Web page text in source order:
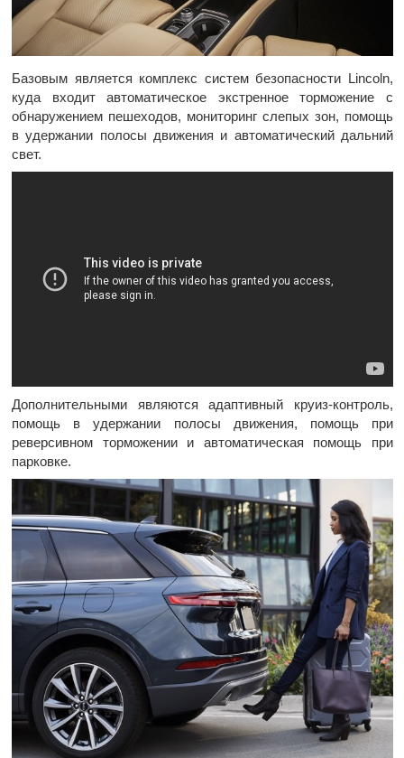
Базовым является комплекс систем безопасности Lincoln,
куда входит автоматическое экстренное торможение с
обнаружением пешеходов, мониторинг слепых зон, помощь
в удержании полосы движения и автоматический дальний
свет.
Дополнительными являются адаптивный круиз-контроль,
помощь в удержании полосы движения, помощь при
реверсивном торможении и автоматическая помощь при
парковке.